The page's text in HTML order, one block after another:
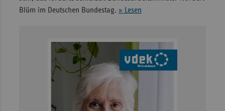
Blüm im Deutschen Bundestag. » Lesen